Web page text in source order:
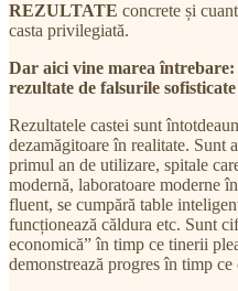
REZULTATE concrete și
casta privilegiată.
Dar aici vine marea
rezultate de falsurile
Rezultatele castei sunt
dezamăgitoare în realitate. Sunt
primul an de utilizare, spitale
modernă, laboratoare moderne
fluent, se cumpără table
funcționează căldura etc. Sunt
economică” în timp ce tinerii
demonstrează progres în timp